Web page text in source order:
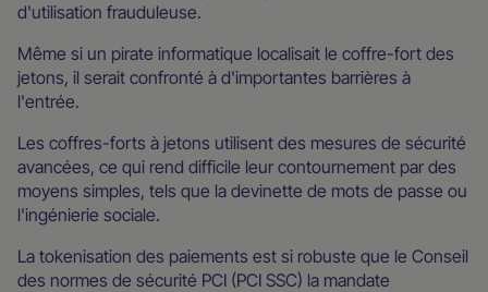
d'utilisation frauduleuse.
Même si un pirate informatique localisait le coffre-fort des
jetons, il serait confronté à d'importantes barrières à
l'entrée.
Les coffres-forts à jetons utilisent des mesures de sécurité
avancées, ce qui rend difficile leur contournement par des
moyens simples, tels que la devinette de mots de passe ou
l'ingénierie sociale.
La tokenisation des paiements est si robuste que le Conseil
des normes de sécurité PCI (PCI SSC) la mandate